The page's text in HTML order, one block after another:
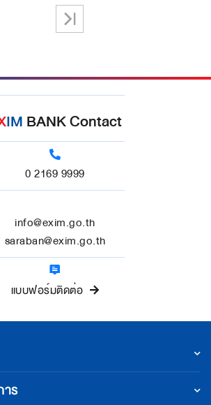
IMBANK Contact
0 2169 9999
info@exim.go.th
saraban@exim.go.th
แบบฟอร์มติดต่อ
ร